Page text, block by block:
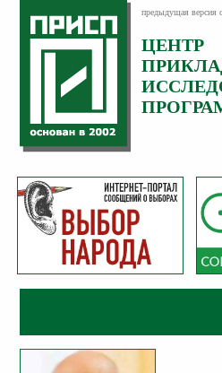
предыдущая версия
ЦЕНТР
Категория:
Комментарии